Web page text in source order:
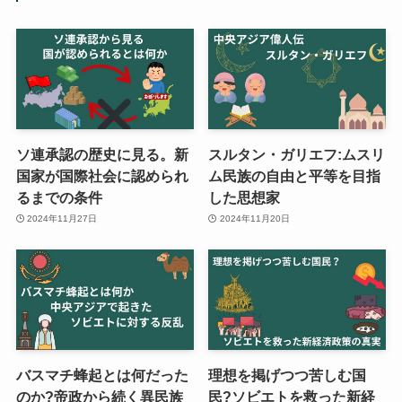
ソ連承認の歴史に見る。新
国家が国際社会に認められ
るまでの条件
2024年11月27日
スルタン・ガリエフ:ムスリ
ム民族の自由と平等を目指
した思想家
2024年11月20日
バスマチ蜂起とは何だった
のか?帝政から続く異民族
理想を掲げつつ苦しむ国
民?ソビエトを救った新経